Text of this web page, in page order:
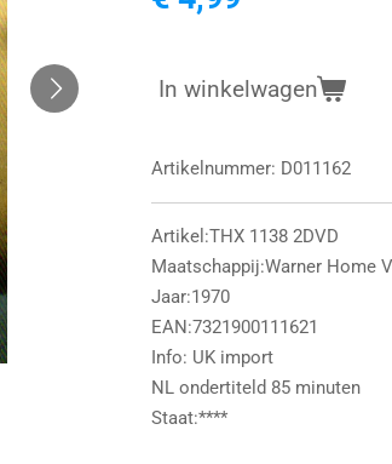
In winkelwagen
Artikelnummer: D011162
Artikel:THX 1138 2DVD
Maatschappij:Warner Home
Jaar:1970
EAN:7321900111621
Info: UK import
NL ondertiteld 85 minuten
Staat:****